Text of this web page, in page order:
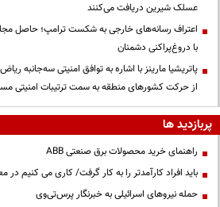
عسلک شیرین دریافت می‌کنند
اعتراف رسانه‌های خارجی به شکست ترامپ؛ حاصل
با دروغ‌پراکنی دشمنان
پاتریشیا مارینز با اشاره به توافق امنیتی سه‌جانبه
از حرکت کشورهای منطقه به سمت ترتیبات امنیتی
پربازدید ها
راهنمای خرید محصولات برق صنعتی ABB
باید افراد کارآمدتر را به کار گرفت/ کاری می کنیم
حمله نیروهای اسرائیلی به خبرنگار پرس‌تی‌وی